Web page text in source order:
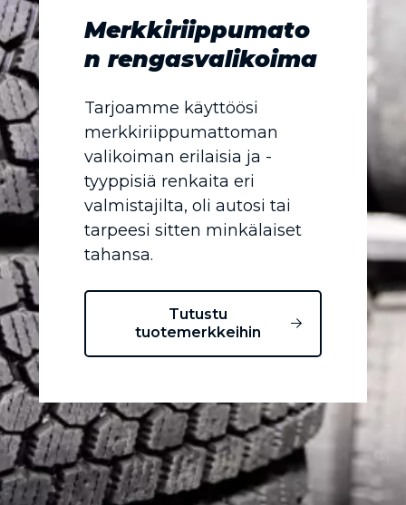
Merkkiriippumato
n rengasvalikoima
Tarjoamme käyttöösi
merkkiriippumattoman
valikoiman erilaisia ja -
tyyppisiä renkaita eri
valmistajilta, oli autosi tai
tarpeesi sitten minkälaiset
tahansa.
Tutustu
tuotemerkkeihin